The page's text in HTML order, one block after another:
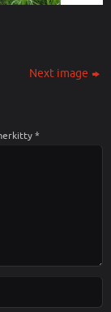
Next image
*